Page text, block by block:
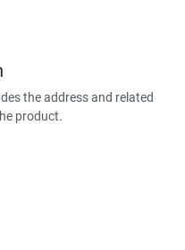
the address and related
product.